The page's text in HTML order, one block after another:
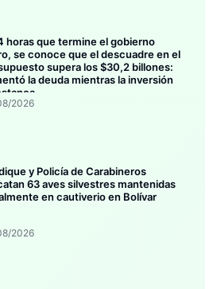
horas que termine el gobierno
se conoce que el descuadre en el
supera los $30,2 billones:
la deuda mientras la inversión
2026
y Policía de Carabineros
63 aves silvestres mantenidas
en cautiverio en Bolívar
2026